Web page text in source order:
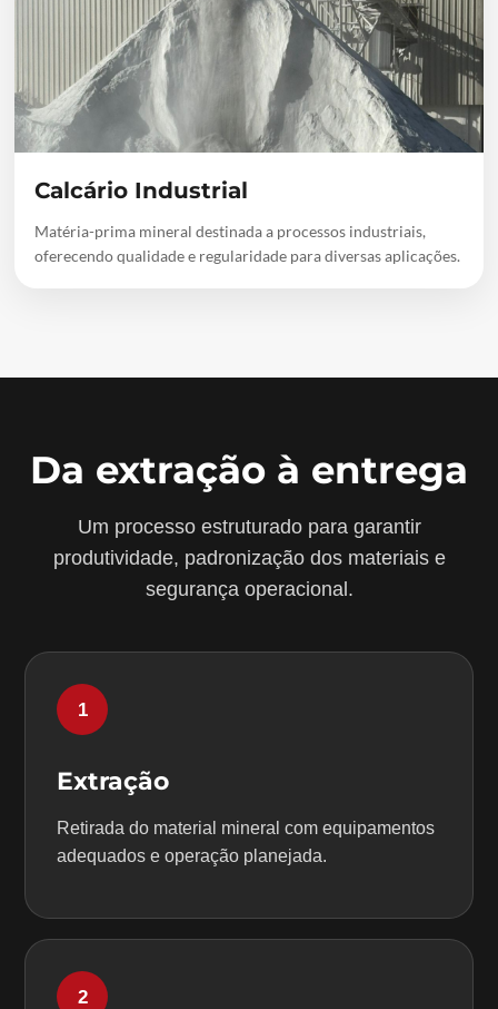
Calcário Industrial
Matéria-prima mineral destinada a processos industriais,
oferecendo qualidade e regularidade para diversas aplicações.
Da extração à entrega
Um processo estruturado para garantir
produtividade, padronização dos materiais e
segurança operacional.
1
Extração
Retirada do material mineral com equipamentos
adequados e operação planejada.
2